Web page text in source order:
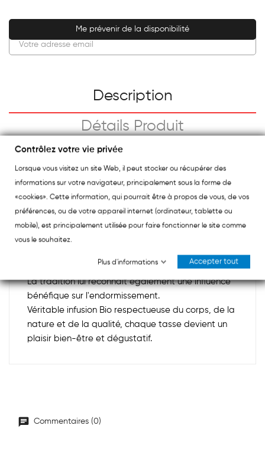
Me prévenir de la disponibilité
Description
Détails Produit
Avis Du Pharmacien
La camomille s'inscrit dans la tradition des
Grandes Infusions Classiques.
Elle est traditionnement utilisée contre les
désagréments digestifs, gastriques et
La tradition lui reconnaît également une influence
bénéfique sur l'endormissement.
Véritable infusion Bio respectueuse du corps, de la
nature et de la qualité, chaque tasse devient un
plaisir bien-être et dégustatif.
Commentaires (0)
Contrôlez votre vie privée
Lorsque vous visitez un site Web, il peut stocker ou récupérer des
informations sur votre navigateur, principalement sous la forme de
«cookies». Cette information, qui pourrait être à propos de vous, de vos
préférences, ou de votre appareil internet (ordinateur, tablette ou
mobile), est principalement utilisée pour faire fonctionner le site comme
vous le souhaitez.
Plus d'informations Accepter tout